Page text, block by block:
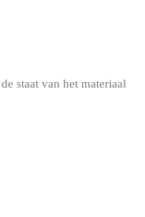
staat van het materiaal